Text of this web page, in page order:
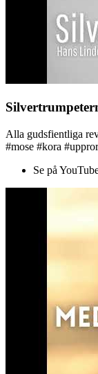
Alla gudsfientliga
#mose #kora
Se på